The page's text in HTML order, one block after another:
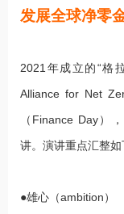
发展全球净零
2021年成立的“格
Alliance for Net
（Finance Day）
讲。演讲重点汇整如
●雄心（ambition）